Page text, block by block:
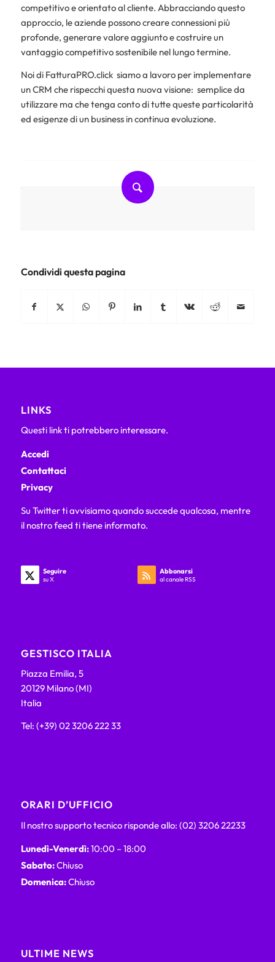
competitivo e orientato al cliente. Abbracciando questo
approccio, le aziende possono creare connessioni più
profonde, generare valore aggiunto e costruire un
vantaggio competitivo sostenibile nel lungo termine.
Noi di FatturaPRO.click siamo a lavoro per implementare
un CRM che rispecchi questa nuova visione: semplice da
utilizzare ma che tenga conto di tutte queste particolarità
ed esigenze di un business in continua evoluzione.
Condividi questa pagina
LINKS
Questi link ti potrebbero interessare.
Accedi
Contattaci
Privacy
Su Twitter ti avvisiamo quando succede qualcosa, mentre
il nostro feed ti tiene informato.
Seguire
su X
Abbonarsi
al canale RSS
GESTISCO ITALIA
Piazza Emilia, 5
20129 Milano (MI)
Italia
Tel: (+39) 02 3206 222 33
ORARI D’UFFICIO
Il nostro supporto tecnico risponde allo: (02) 3206 22233
Lunedì-Venerdì:10:00 – 18:00
Sabato:Chiuso
Domenica:Chiuso
ULTIME NEWS